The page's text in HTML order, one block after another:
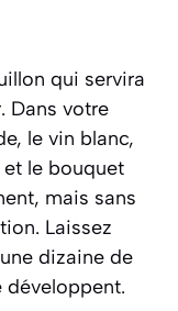
qui servira
Dans votre
le vin blanc,
le bouquet
mais sans
Laissez
dizaine de
développent.